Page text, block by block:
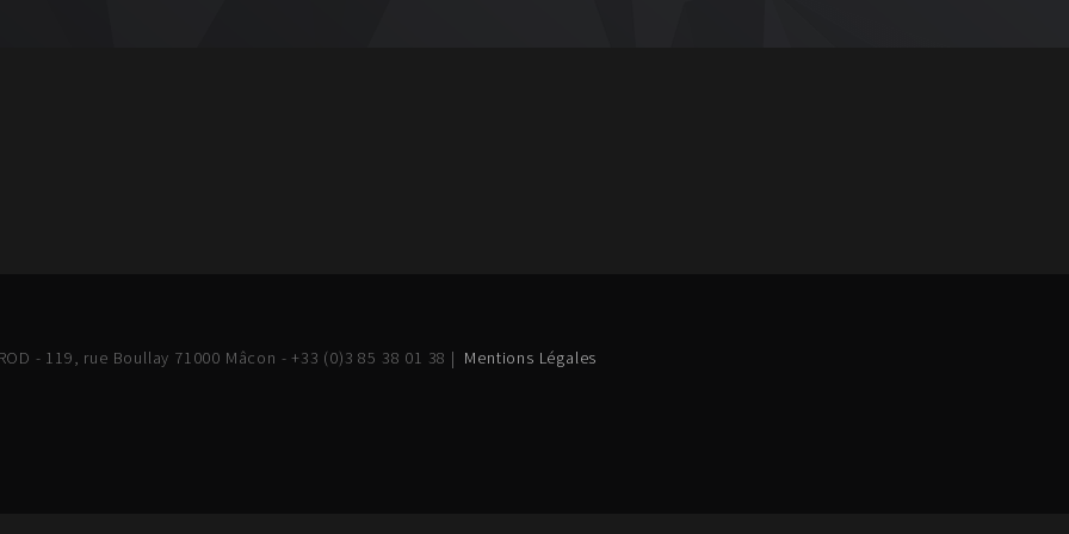
- 119, rue Boullay 71000 Mâcon - +33 (0)3 85 38 01 38 | Mentions Légales